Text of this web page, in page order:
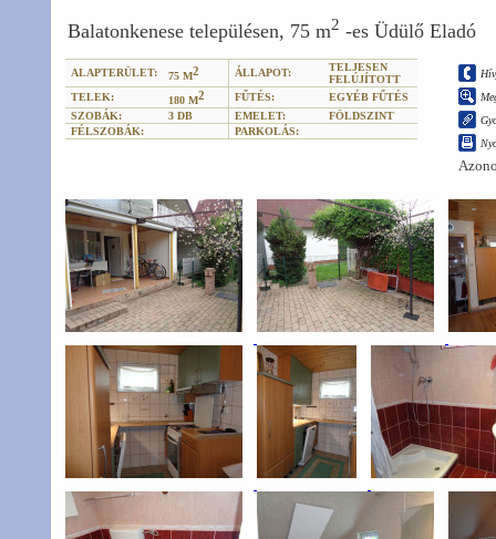
Balatonkenese településen, 75 m2 -es Üdülő Eladó
ALAPTERÜLET: 75 M2 ÁLLAPOT:
TELJESEN
FELÚJÍTOTT
TELEK:
180 M2 FŰTÉS:
EGYÉB FŰTÉS
SZOBÁK:
3 DB EMELET:
FÖLDSZINT
FÉLSZOBÁK:
PARKOLÁS: